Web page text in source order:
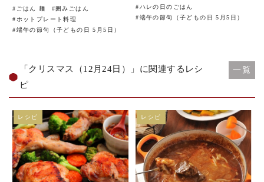
# ごはん 麺 #囲みごはん
# ホットプレート料理
#端午の節句（子どもの日 5月5日）
#ハレの日のごはん
#端午の節句（子どもの日 5月5日）
「クリスマス（12月24日）」に関連するレシ
ピ
一覧
レシピ レシピ